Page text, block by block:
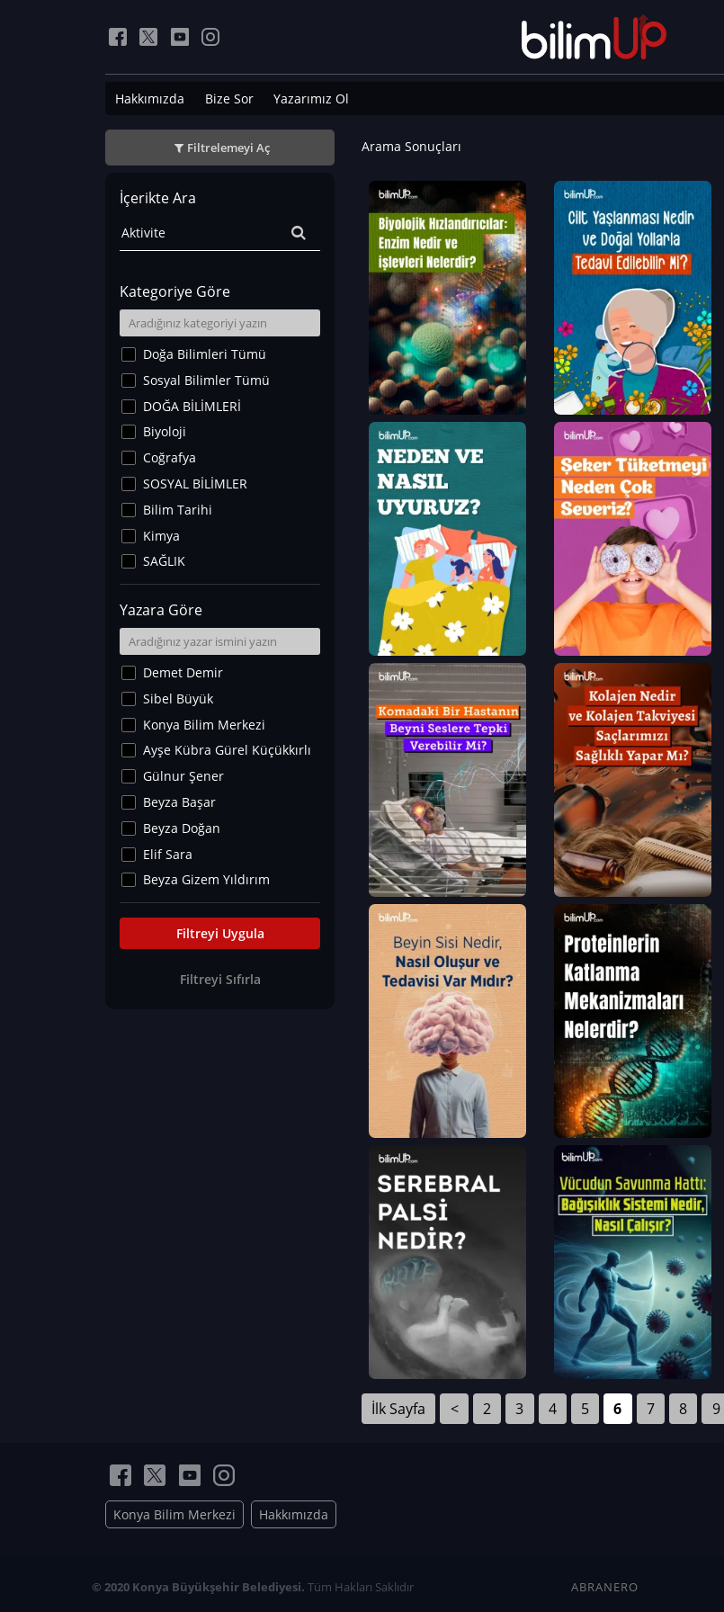
Hakkımızda Bize Sor Yazarımız Ol
Filtrelemeyi Aç
İçerikte Ara
Kategoriye Göre
Doğa Bilimleri Tümü
Sosyal Bilimler Tümü
DOĞA BİLİMLERİ
Biyoloji
Coğrafya
SOSYAL BİLİMLER
Bilim Tarihi
Kimya
SAĞLIK
Sanat Tarihi
Fizik
Yer Bilimleri
Astronomi ve Uzay
Noroloji
Matematik
Teknoloji
İklim Değişikliği
Arkeoloji
Kültür&Sanat
Yaşam Tavsiyeleri
Merakoloji
Eğitim Bilimleri
Yazara Göre
Demet Demir
Sibel Büyük
Konya Bilim Merkezi
Ayşe Kübra Gürel Küçükkırlı
Gülnur Şener
Beyza Başar
Beyza Doğan
Elif Sara
Beyza Gizem Yıldırım
İlknur İyigökler
Büşra Elif Kıvrak
Can TORUN
Filtreyi Uygula
Filtreyi Sıfırla
Arama Sonuçları
İlk Sayfa < 2 3 4 5 6 7 8 9
Konya Bilim Merkezi Hakkımızda
© 2020 Konya Büyükşehir Belediyesi. Tüm Hakları Saklıdır ABRANERO